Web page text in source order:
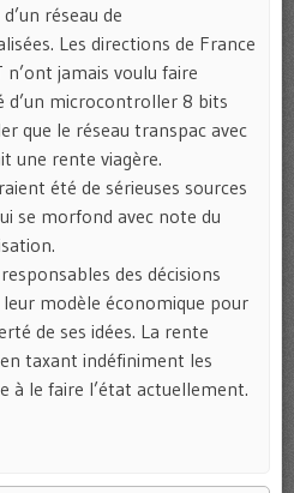
réseau de
Les directions de France
jamais voulu faire
d’un microcontroller 8 bits
que le réseau transpac avec
une rente viagère.
été de sérieuses sources
se morfond avec note du
des décisions
modèle économique pour
de ses idées. La rente
taxant indéfiniment les
à le faire l’état actuellement.